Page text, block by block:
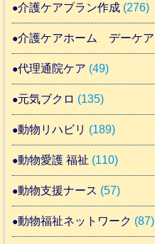
介護ケアプラン作成 (276)
介護ケアホーム デーケア
代理通院ケア (49)
元気ブクロ (135)
動物リハビリ (189)
動物愛護 福祉 (110)
動物支援ナース (57)
動物福祉ネットワーク (87)